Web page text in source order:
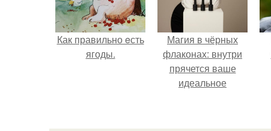
Как правильно eсть
ягоды.
Магия в чёрных
флаконах: внутри
прячется ваше
идеальное